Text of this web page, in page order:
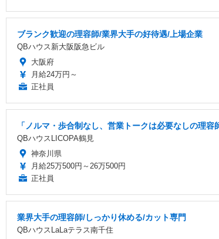
ブランク歓迎の理容師/業界大手の好待遇/上場企業
QBハウス新大阪阪急ビル
大阪府
月給24万円～
正社員
「ノルマ・歩合制なし、営業トークは必要なしの理
QBハウスLICOPA鶴見
神奈川県
月給25万500円～26万500円
正社員
業界大手の理容師/しっかり休める/カット専門
QBハウスLaLaテラス南千住